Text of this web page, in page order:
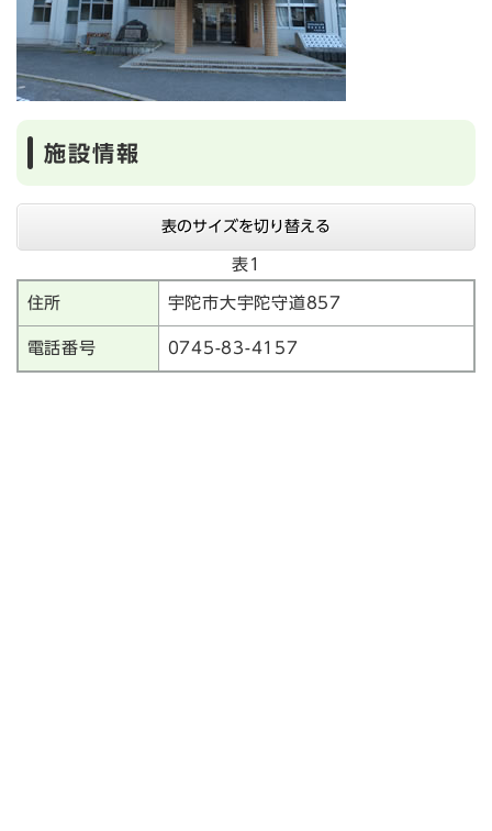
施設情報
表のサイズを切り替える
表1
住所 宇陀市大宇陀守道857
電話番号 0745-83-4157